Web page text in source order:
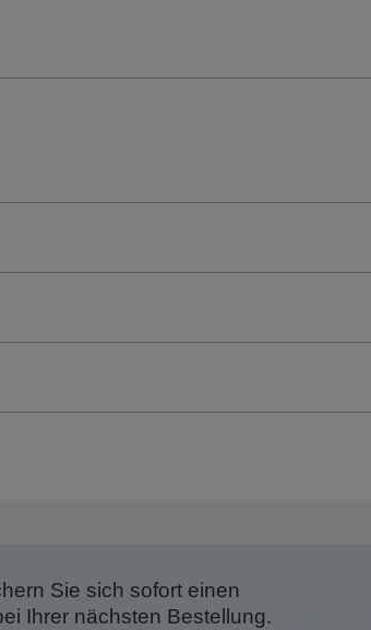
Sie sich sofort einen
Ihrer nächsten Bestellung.